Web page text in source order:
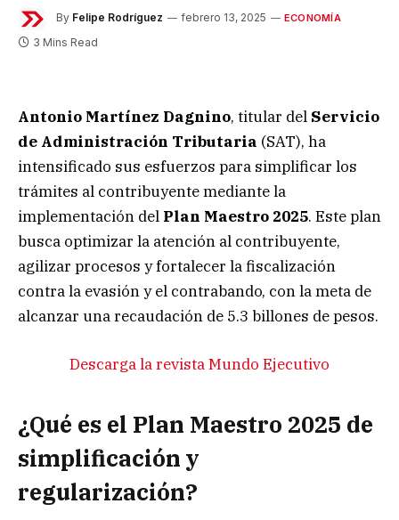
By Felipe Rodríguez febrero 13, 2025 ECONOMÍA
3 Mins Read
Antonio Martínez Dagnino, titular del Servicio
de Administración Tributaria (SAT), ha
intensificado sus esfuerzos para simplificar los
trámites al contribuyente mediante la
implementación del Plan Maestro 2025. Este plan
busca optimizar la atención al contribuyente,
agilizar procesos y fortalecer la fiscalización
contra la evasión y el contrabando, con la meta de
alcanzar una recaudación de 5.3 billones de pesos.
Descarga la revista Mundo Ejecutivo
¿Qué es el Plan Maestro 2025 de
simplificación y
regularización?